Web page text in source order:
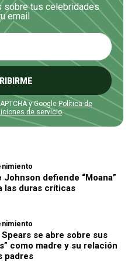
sobre tus celebridades
email
y Google Política de
de servicio.
Johnson defiende “Moana”
las duras críticas
se abre sobre sus
como madre y su relación
padres